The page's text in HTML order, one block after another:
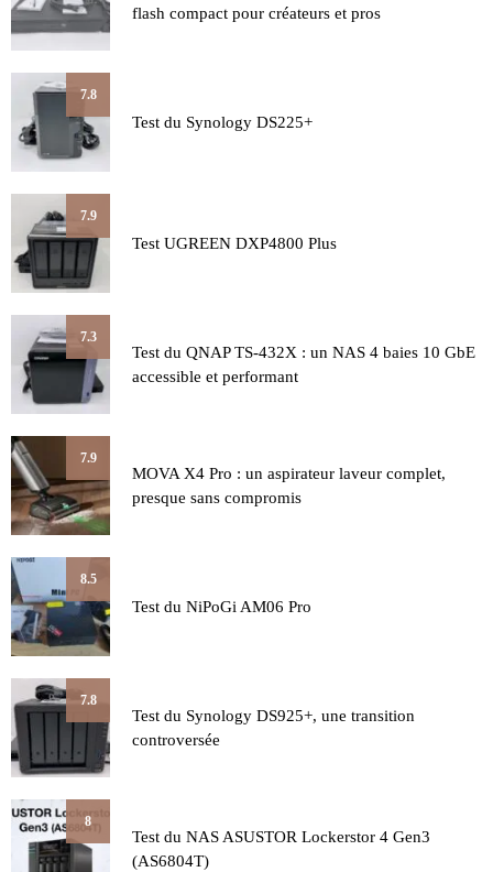
flash compact pour créateurs et pros
7.8
Test du Synology DS225+
7.9
Test UGREEN DXP4800 Plus
7.3
Test du QNAP TS-432X : un NAS 4 baies 10 GbE
accessible et performant
7.9
MOVA X4 Pro : un aspirateur laveur complet,
presque sans compromis
8.5
Test du NiPoGi AM06 Pro
7.8
Test du Synology DS925+, une transition
controversée
8
Test du NAS ASUSTOR Lockerstor 4 Gen3
(AS6804T)